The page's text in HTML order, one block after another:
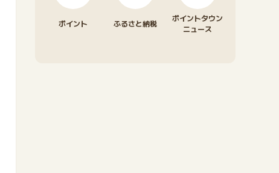
ポイント ふるさと納税
ポイントタウン
ニュース